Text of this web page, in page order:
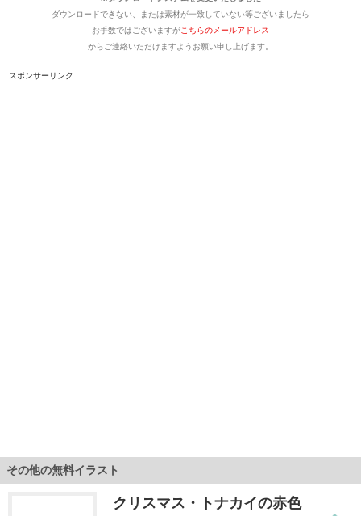
ダウンロードできない、または素材が一致していない等ございましたら
お手数ではございますがこちらのメールアドレス
からご連絡いただけますようお願い申し上げます。
スポンサーリンク
その他の無料イラスト
クリスマス・トナカイの赤色